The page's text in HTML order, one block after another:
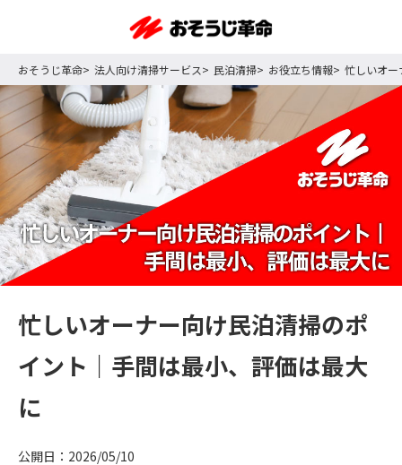
おそうじ革命 法人向け清掃サービス 民泊清掃 お役立ち情報 忙しいオー
忙しいオーナー向け民泊清掃のポ
イント｜手間は最小、評価は最大
に
公開日：2026/05/10